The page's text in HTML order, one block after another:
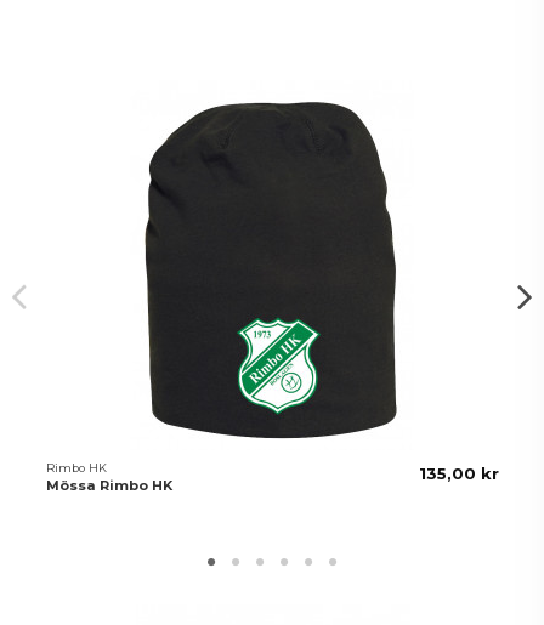
Rimbo HK
Mössa Rimbo HK
135,00 kr